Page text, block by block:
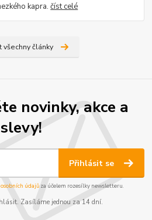
kapra.číst celé
všechny články
novinky, akce a
slevy!
Přihlásit se
údajůza účelem rozesílky newsletteru.
Zasíláme jednou za 14 dní.